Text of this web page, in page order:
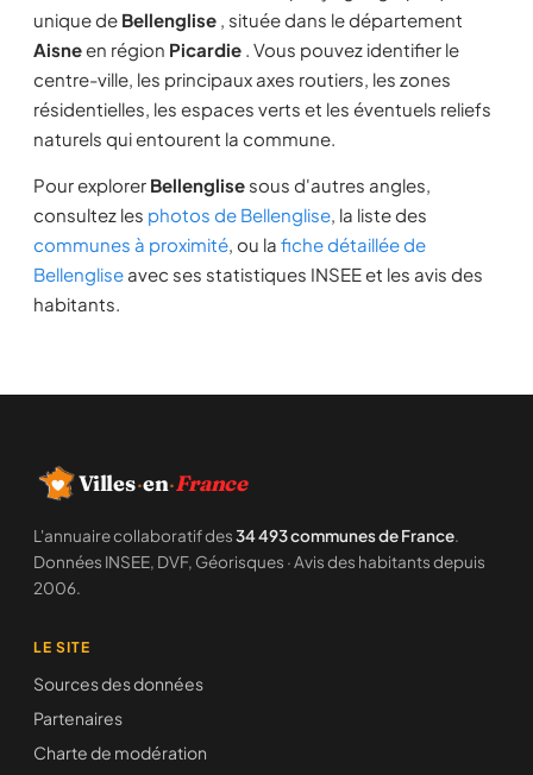
unique de Bellenglise , située dans le département
Aisneen région Picardie . Vous pouvez identifier le
centre-ville, les principaux axes routiers, les zones
résidentielles, les espaces verts et les éventuels reliefs
naturels qui entourent la commune.
Pour explorer Bellenglise sous d'autres angles,
consultez les photos de Bellenglise, la liste des
communes à proximité, ou la fiche détaillée de
Bellenglise avec ses statistiques INSEE et les avis des
habitants.
Villes·en·France
L'annuaire collaboratif des34 493 communes de France.
Données INSEE, DVF, Géorisques · Avis des habitants depuis
2006.
LE SITE
Sources des données
Partenaires
Charte de modération